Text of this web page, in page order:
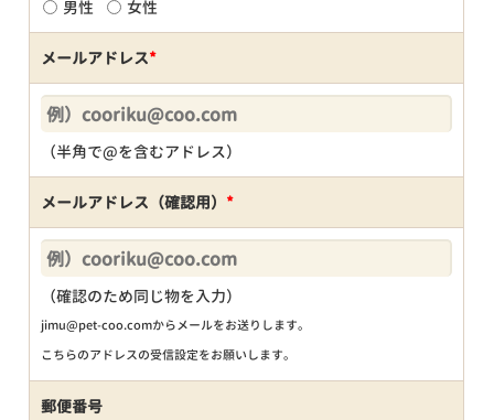
男性 女性
メールアドレス*
（半角で@を含むアドレス）
メールアドレス（確認用） *
（確認のため同じ物を入力）
jimu@pet-coo.comからメールをお送りします。
こちらのアドレスの受信設定をお願いします。
郵便番号